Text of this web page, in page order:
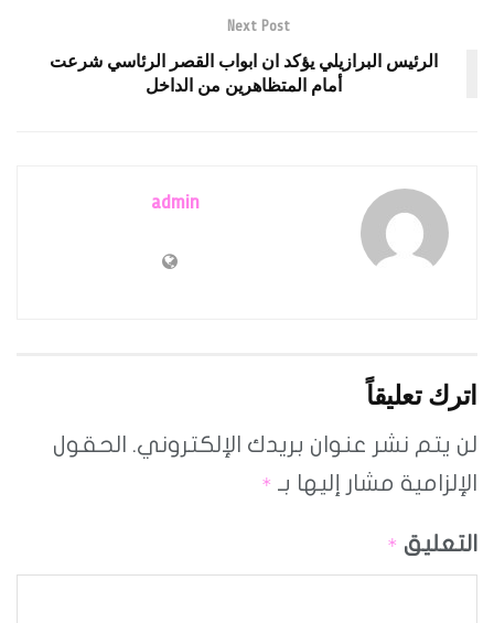
Next Post
الرئيس البرازيلي يؤكد ان ابواب القصر الرئاسي شرعت
أمام المتظاهرين من الداخل
admin
اترك تعليقاً
لن يتم نشر عنوان بريدك الإلكتروني. الحقول
الإلزامية مشار إليها بـ *
التعليق *